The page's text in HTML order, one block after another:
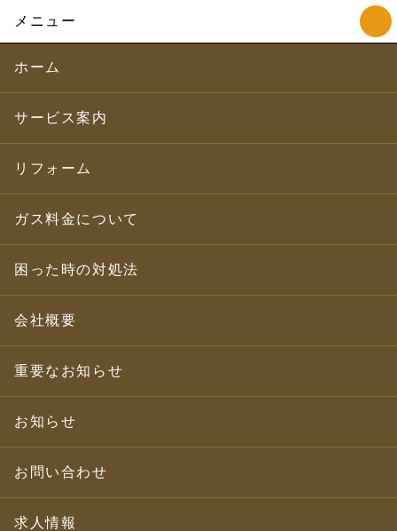
メニュー
ホーム
サービス案内
リフォーム
ガス料金について
困った時の対処法
会社概要
重要なお知らせ
お知らせ
お問い合わせ
求人情報